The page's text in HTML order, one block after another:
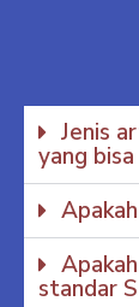
Jenis
yang
standar